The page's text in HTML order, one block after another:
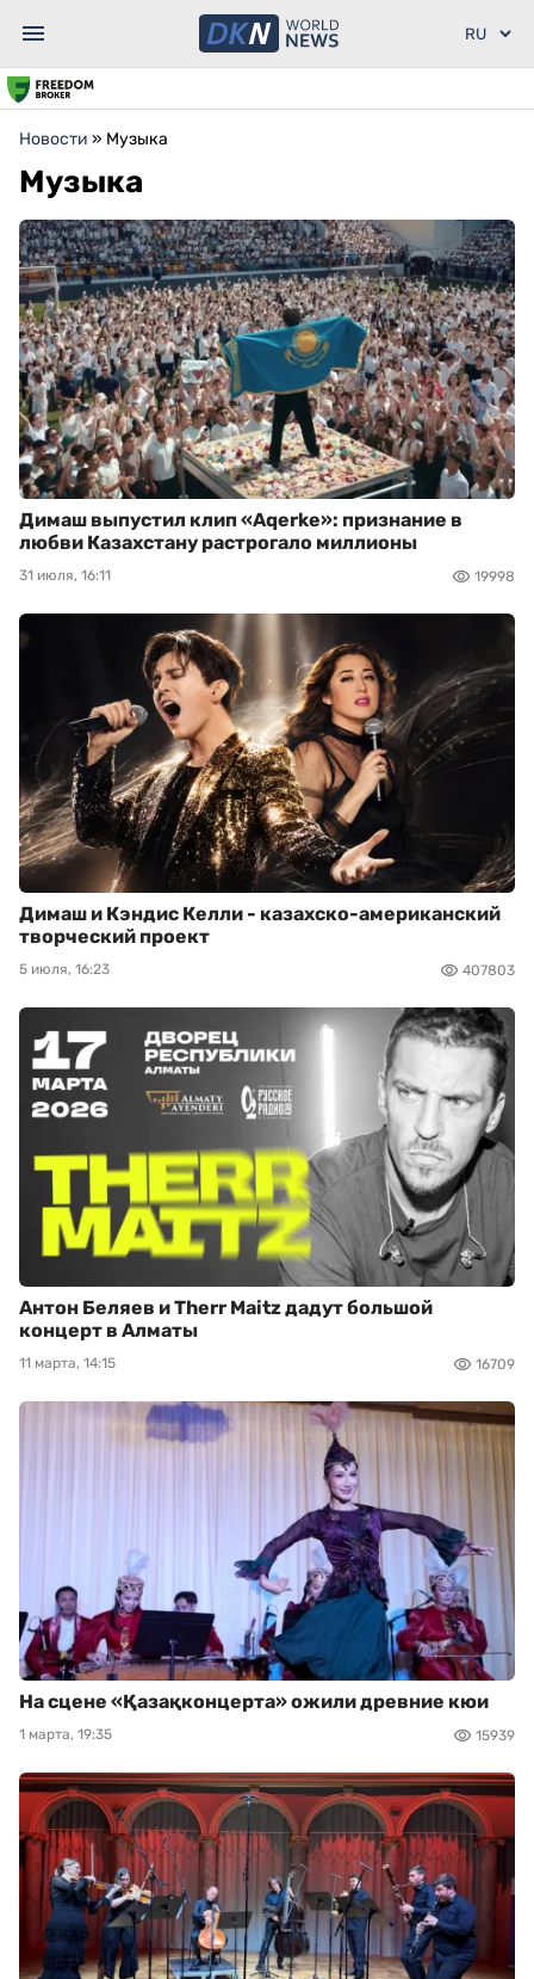
Новости » Музыка
Музыка
Димаш выпустил клип «Aqerke»: признание в
любви Казахстану растрогало миллионы
31 июля, 16:11 19998
Димаш и Кэндис Келли - казахско-американский
творческий проект
5 июля, 16:23 407803
Антон Беляев и Therr Maitz дадут большой
концерт в Алматы
11 марта, 14:15 16709
На сцене «Қазақконцерта» ожили древние кюи
1 марта, 19:35 15939